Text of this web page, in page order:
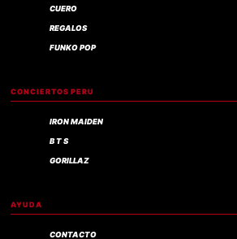
CUERO
REGALOS
FUNKO POP
CONCIERTOS PERU
IRON MAIDEN
B T S
GORILLAZ
AYUDA
CONTACTO